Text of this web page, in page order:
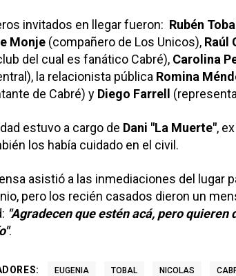
invitados en llegar fueron: Rubén Tobal
Monje (compañero de Los Unicos), Raúl
del cual es fanático Cabré), Carolina
la relacionista pública Romina
de Cabré) y Diego Farrell
estuvo a cargo de Dani "La Muerte",
los había cuidado en el civil.
asistió a las inmediaciones del lugar
pero los recién casados dieron un
"Agradecen que estén acá, pero
.
EUGENIA TOBAL NICOLAS